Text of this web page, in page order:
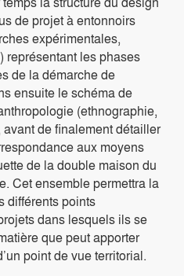
de projet à entonnoirs
expérimentales,
représentant les phases
de la démarche de
ensuite le schéma de
(ethnographie,
de finalement détailler
aux moyens
de la double maison du
Cet ensemble permettra la
différents points
dans lesquels ils se
que peut apporter
point de vue territorial.